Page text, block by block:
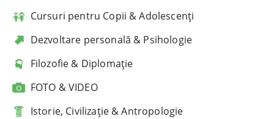
Cursuri pentru Copii & Adolescenți
Dezvoltare personală & Psihologie
Filozofie & Diplomație
FOTO & VIDEO
Istorie, Civilizație & Antropologie